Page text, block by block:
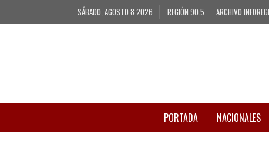
SÁBADO, AGOSTO 8 2026 REGIÓN 90.5 ARCHIVO
PORTADA NACIONALES